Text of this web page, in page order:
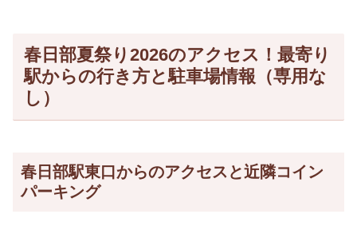
春日部夏祭り2026のアクセス！最寄り
駅からの行き方と駐車場情報（専用な
し）
春日部駅東口からのアクセスと近隣コイン
パーキング